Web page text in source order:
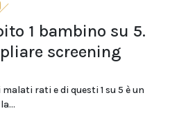
1 bambino su 5.
screening
rati e di questi 1 su 5 è un